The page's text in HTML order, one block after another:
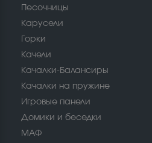
Песочницы
Карусели
Горки
Качели
Качалки-Балансиры
Качалки на пружине
Игровые панели
Домики и беседки
МАФ